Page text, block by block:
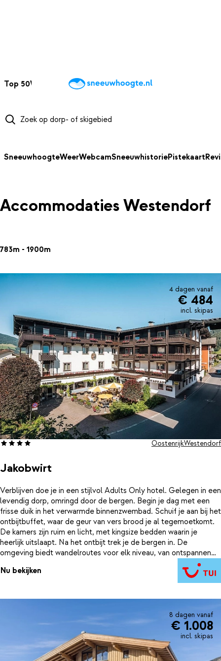
Top 50Webcams WintersportweerKaarten
SneeuwhoogteWeerWebcamSneeuwhistoriePistekaart
Accommodaties Westendorf
783m - 1900m
4 dagen vanaf
€ 484
incl. skipas
Jakobwirt
OostenrijkWestendorf
Verblijven doe je in een stijlvol Adults Only hotel. Gelegen in een
levendig dorp, omringd door de bergen. Begin je dag met een
frisse duik in het verwarmde binnenzwembad. Schuif je aan bij het
ontbijtbuffet, waar de geur van vers brood je al tegemoetkomt.
De kamers zijn ruim en licht, met kingsize bedden waarin je
heerlijk uitslaapt. Na het ontbijt trek je de bergen in. De
omgeving biedt wandelroutes voor elk niveau, van ontspannen
themapaden tot stevige bergtochten. Na een actieve dag is het
tijd om te ontspannen. Laat je spieren tot rust komen in de sauna
of het stoombad. ’s Avonds schuif je aan in het restaurant voor
geopend). Hier komen rust, comfort en natuur samen voor een
ontspannen vakantie in de bergen.
Nu bekijken
8 dagen vanaf
€ 1.008
incl. skipas